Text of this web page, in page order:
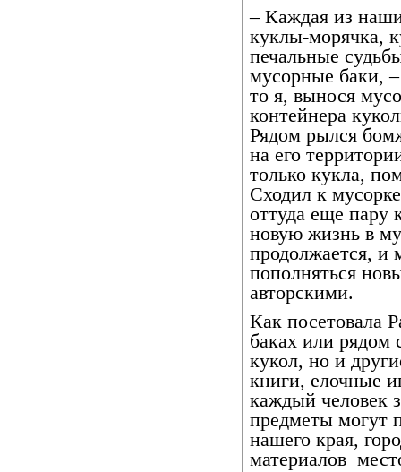
– Каждая из
куклы-морячка,
печальные
мусорные баки,
то я, вынося
контейнера
Рядом рылся
на его
только кукла,
Сходил к
оттуда еще пару
новую жизнь в
продолжается, и
пополняться
авторскими.
Как посетовала
баках или рядом
кукол, но и
книги, елочные
каждый человек
предметы могут
нашего края,
материалов